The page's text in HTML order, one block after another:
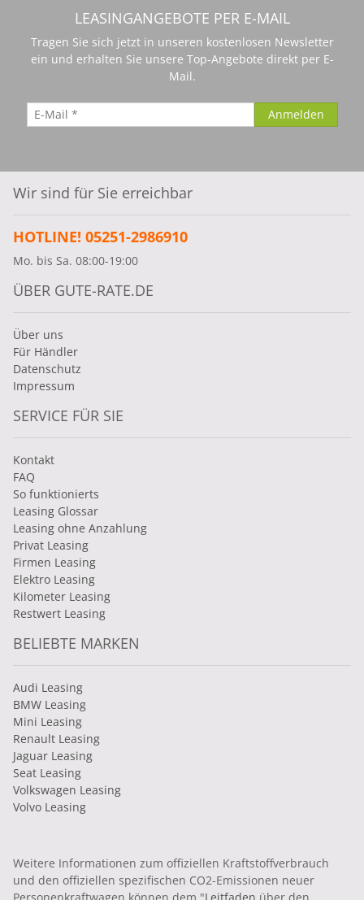
LEASINGANGEBOTE PER E-MAIL
Tragen Sie sich jetzt in unseren kostenlosen Newsletter
ein und erhalten Sie unsere Top-Angebote direkt per E-
Mail.
Wir sind für Sie erreichbar
HOTLINE! 05251-2986910
Mo. bis Sa. 08:00-19:00
ÜBER GUTE-RATE.DE
Über uns
Für Händler
Datenschutz
Impressum
SERVICE FÜR SIE
Kontakt
FAQ
So funktionierts
Leasing Glossar
Leasing ohne Anzahlung
Privat Leasing
Firmen Leasing
Elektro Leasing
Kilometer Leasing
Restwert Leasing
BELIEBTE MARKEN
Audi Leasing
BMW Leasing
Mini Leasing
Renault Leasing
Jaguar Leasing
Seat Leasing
Volkswagen Leasing
Volvo Leasing
Weitere Informationen zum offiziellen Kraftstoffverbrauch
und den offiziellen spezifischen CO2-Emissionen neuer